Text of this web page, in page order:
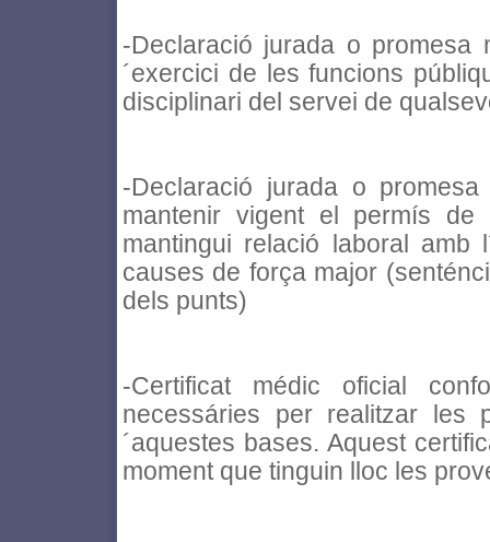
-Declaració jurada o promesa
´exercici de les funcions
disciplinari del servei de
-Declaració jurada o
mantenir vigent el permís
mantingui relació laboral amb
causes de força major
dels punts)
-Certificat médic oficial
necessáries per realitzar les
´aquestes bases. Aquest
moment que tinguin lloc les